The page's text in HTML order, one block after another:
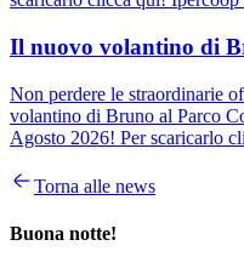
Il nuovo volantino di
Non perdere le straordinarie
volantino di Bruno al Parco
Agosto 2026! Per scaricarlo
Torna alle news
Buona notte!